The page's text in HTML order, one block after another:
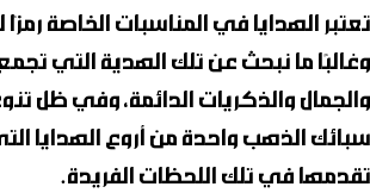
تعتبر الهدايا في المناسبات الخاصة رمزًا
وغالبًا ما نبحث عن تلك الهدية التي
والجمال والذكريات الدائمة، وفي ظل
سبائك الذهب واحدة من أروع الهدايا
تقدمها في تلك اللحظات الفريدة.